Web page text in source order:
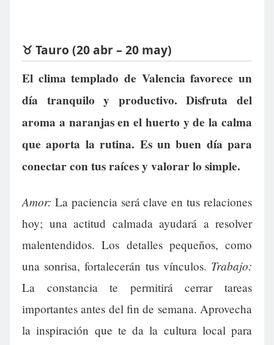
♉ Tauro (20 abr – 20 may)
El clima templado de Valencia favorece un
día tranquilo y productivo. Disfruta del
aroma a naranjas en el huerto y de la calma
que aporta la rutina. Es un buen día para
conectar con tus raíces y valorar lo simple.
Amor: La paciencia será clave en tus relaciones
hoy; una actitud calmada ayudará a resolver
malentendidos. Los detalles pequeños, como
una sonrisa, fortalecerán tus vínculos. Trabajo:
La constancia te permitirá cerrar tareas
importantes antes del fin de semana. Aprovecha
la inspiración que te da la cultura local para